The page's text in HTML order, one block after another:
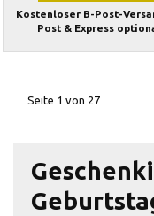
Kostenloser B-Post-
Post & Express
Seite 1 von 27